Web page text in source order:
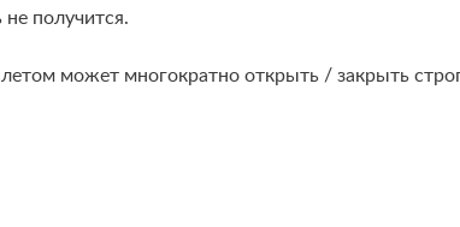
получится.
может многократно открыть / закрыть